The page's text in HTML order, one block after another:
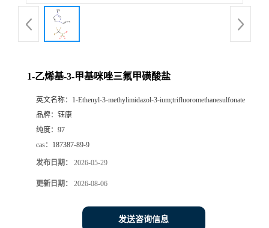
1-乙烯基-3-甲基咪唑三氟甲磺酸盐
英文名称： 1-Ethenyl-3-methylimidazol-3-ium;trifluoromethanesulfonate
品牌： 钰康
纯度： 97
cas： 187387-89-9
发布日期： 2026-05-29
更新日期： 2026-08-06
发送咨询信息